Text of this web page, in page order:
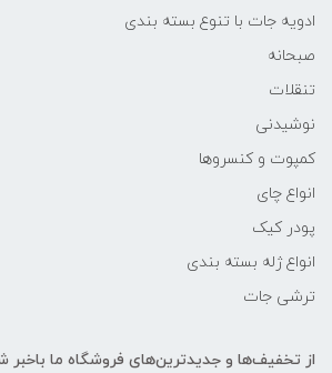
ادویه جات با تنوع بسته بندی
صبحانه
تنقلات
نوشیدنی
کمپوت و کنسروها
انواع چای
پودر کیک
انواع ژله بسته بندی
ترشی جات
از تخفیف‌ها و جدیدترین‌های فروشگاه ما باخبر